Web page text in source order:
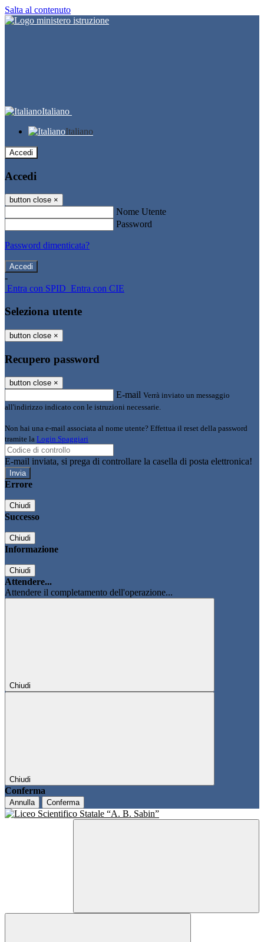
Salta al contenuto
Italiano
Italiano
Accedi
Accedi
button close ×
Nome Utente
Password
Password dimenticata?
-
Entra con SPID Entra con CIE
Seleziona utente
button close ×
Recupero password
button close ×
E-mail Verrà inviato un messaggio
all'indirizzo indicato con le istruzioni necessarie.
Non hai una e-mail associata al nome utente? Effettua il reset della password
tramite la Login Spaggiari
E-mail inviata, si prega di controllare la casella di posta elettronica!
Errore
Chiudi
Successo
Chiudi
Informazione
Chiudi
Attendere...
Attendere il completamento dell'operazione...
Chiudi
Chiudi
Conferma
Annulla Conferma